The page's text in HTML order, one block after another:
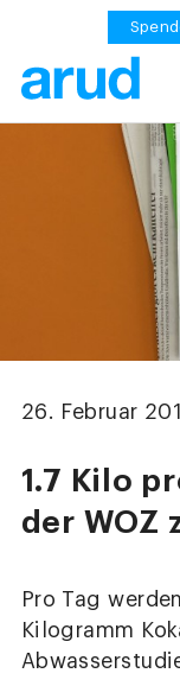
26. Februar
1.7 Kilo
der WOZ
Pro Tag
Kilogramm